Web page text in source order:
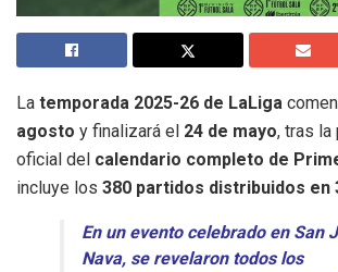
La temporada 2025-26 de LaLiga
agosto y finalizará el 24 de mayo, tras la
oficial del calendario completo de
incluye los 380 partidos distribuidos en
En un evento celebrado en San
Nava, se revelaron todos los